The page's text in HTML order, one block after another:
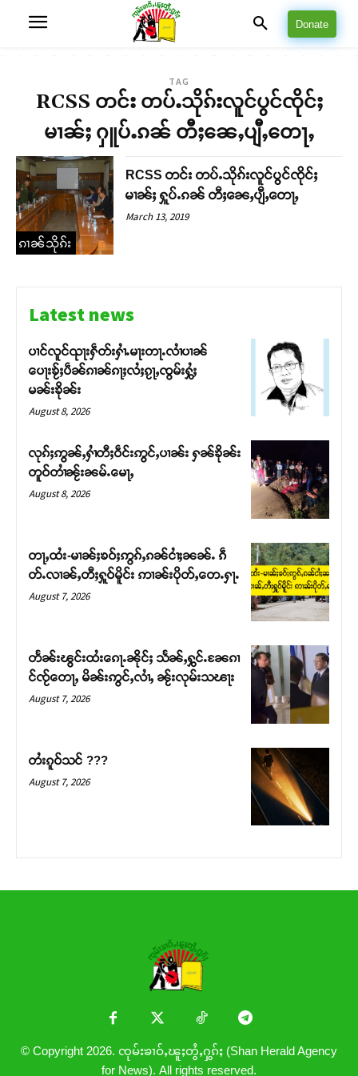
Support SHAN
တ်ႇ တူဝ်ႈလုမ်ႈၾႃႉၼၼ်ႉ ၶဝ်ႈႁူမ်ႈၵမ်ႉထႅမ် ၸုမ်းၶၢ
ဝ်ႇၽူႈတွႆႇႁွၵ်ႈ လႆႈယူႇၶႃႈဢေႃႈ။
Donate
TAG
RCSS တင်း တပ်ႉသိုၵ်းလူင်ပွင်ၸိုင်ႈ
မၢၼ်ႈ ႁူပ်ႉၵၼ် တီႈၼေႇပျီႇတေႃႇ
ၵၢၼ်သိုၵ်း
RCSS တင်း တပ်ႉသိုၵ်းလူင်ပွင်ၸိုင်ႈ
မၢၼ်ႈ ႁူပ်ႉၵၼ် တီႈၼေႇပျီႇတေႃႇ
March 13, 2019
Latest news
ပၢင်လူင်ၺႃးႁဵတ်းႁၢႆႉမႃးတႃႉလၢႆပၢၼ် ​​
ပေႃးၶႂ်ႈပဵၼ်ၵၢၼ်ၵႃႈလႆႈၵႂႃႇၸွမ်းႁွႆႈ
မၼ်းၶိုၼ်း
August 8, 2026
လုၵ်ႈဢွၼ်ႇႁၢႆတီႈဝဵင်းဢွင်ႇပၢၼ်း ႁၼ်ၶိုၼ်း
တူဝ်တၢႆၼႂ်းၼမ်ႉမေႃႇ
August 8, 2026
တႃႇထႆး-မၢၼ်ႈၶဝ်ႈဢွၵ်ႇၵၼ်ငၢႆႈၼၼ်ႉ ၵဵ
တ်ႉလၢၼ်ႇတီႈႁူဝ်မိူင်း ဢၢၼ်းပိုတ်ႇတေႉႁႃႉ
August 7, 2026
တႅၼ်းၽွင်းထႆးၵေႃႉၼိုင်ႈ သႅၼ်ႇႁွင်ႉၼႄၵၢ
င်ၸႂ်တေႃႇ မိၼ်းဢွင်ႇလၢႆႇ ၼႂ်းလုမ်းသၽႃး
August 7, 2026
တႆးၵူဝ်သင် ???
August 7, 2026
© Copyright 2026. ၸုမ်းၶၢဝ်ႇၽူႈတွႆႇႁွၵ်ႈ (Shan Herald Agency
for News). All rights reserved.